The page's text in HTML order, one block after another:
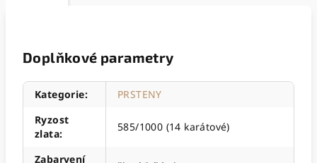
Doplňkové parametry
Kategorie:
PRSTENY
Ryzost
zlata:
585/1000 (14 karátové)
Zabarvení